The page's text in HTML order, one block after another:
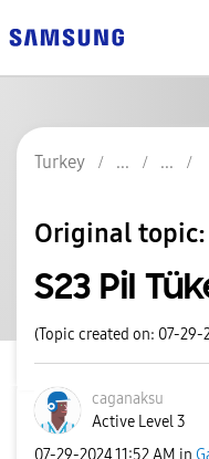
Turkey
Original topic:
S23 Pil
(Topic created on: 07-29-
caganaksu
Active Level 3
‎07-29-202411:52 AM in